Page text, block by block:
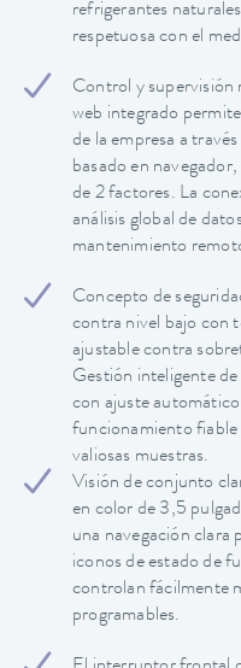
refrigerantes
respetuosa con el
Control y supervisión
web integrado
de la empresa a
basado en
de 2 factores. La
análisis global de
mantenimiento
Concepto de
contra nivel bajo con
ajustable contra
Gestión inteligente
con ajuste
funcionamiento fiable
valiosas muestras.
Visión de conjunto
en color de 3,5
una navegación clara
iconos de estado de
controlan fácilmente
programables.